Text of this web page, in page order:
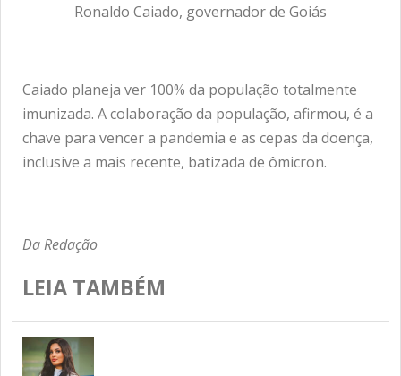
Ronaldo Caiado, governador de Goiás
Caiado planeja ver 100% da população totalmente
imunizada. A colaboração da população, afirmou, é a
chave para vencer a pandemia e as cepas da doença,
inclusive a mais recente, batizada de ômicron.
Da Redação
LEIA TAMBÉM